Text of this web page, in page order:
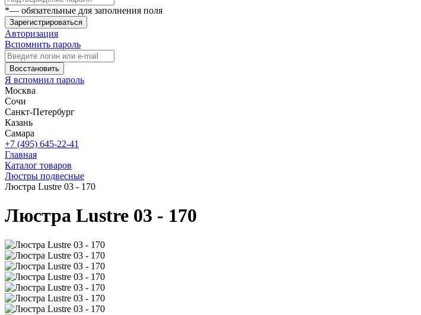
*— обязательные для заполнения поля
Зарегистрироваться
Авторизация
Вспомнить пароль
Восстановить
Я вспомнил пароль
Москва
Сочи
Санкт-Петербург
Казань
Самара
+7 (495) 645-22-41
Главная
Каталог товаров
Люстры подвесные
Люстра Lustre 03 - 170
Люстра Lustre 03 - 170